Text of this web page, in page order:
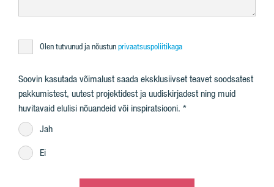
Olen tutvunud ja nõustunprivaatsuspoliitikaga
Soovin kasutada võimalust saada eksklusiivset teavet soodsatest
pakkumistest, uutest projektidest ja uudiskirjadest ning muid
huvitavaid elulisi nõuandeid või inspiratsiooni.
Jah
Ei